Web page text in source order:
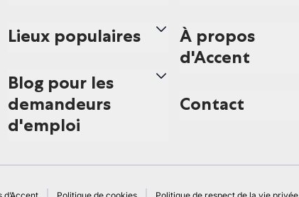
Lieux populaires
Blog pour les
demandeurs
d'emploi
À propos
d'Accent
Contact